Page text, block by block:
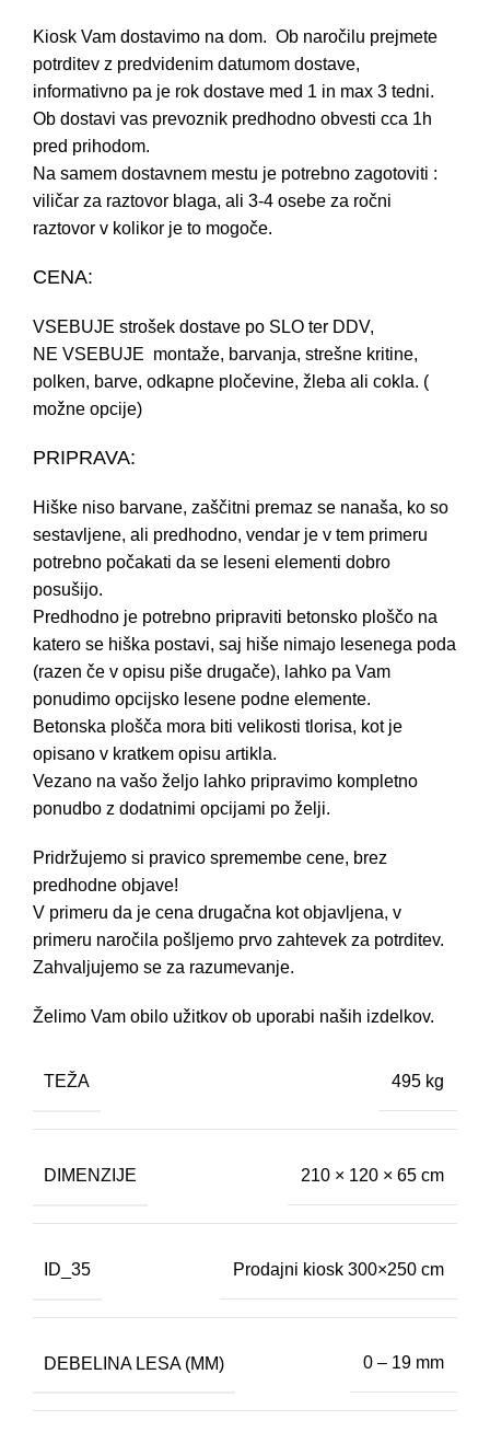
Kiosk Vam dostavimo na dom. Ob naročilu prejmete
potrditev z predvidenim datumom dostave,
informativno pa je rok dostave med 1 in max 3 tedni.
Ob dostavi vas prevoznik predhodno obvesti cca 1h
pred prihodom.
Na samem dostavnem mestu je potrebno zagotoviti :
viličar za raztovor blaga, ali 3-4 osebe za ročni
raztovor v kolikor je to mogoče.
CENA:
VSEBUJE strošek dostave po SLO ter DDV,
NE VSEBUJE montaže, barvanja, strešne kritine,
polken, barve, odkapne pločevine, žleba ali cokla. (
možne opcije)
PRIPRAVA:
Hiške niso barvane, zaščitni premaz se nanaša, ko so
sestavljene, ali predhodno, vendar je v tem primeru
potrebno počakati da se leseni elementi dobro
posušijo.
Predhodno je potrebno pripraviti betonsko ploščo na
katero se hiška postavi, saj hiše nimajo lesenega poda
(razen če v opisu piše drugače), lahko pa Vam
ponudimo opcijsko lesene podne elemente.
Betonska plošča mora biti velikosti tlorisa, kot je
opisano v kratkem opisu artikla.
Vezano na vašo željo lahko pripravimo kompletno
ponudbo z dodatnimi opcijami po želji.
Pridržujemo si pravico spremembe cene, brez
predhodne objave!
V primeru da je cena drugačna kot objavljena, v
primeru naročila pošljemo prvo zahtevek za potrditev.
Zahvaljujemo se za razumevanje.
Želimo Vam obilo užitkov ob uporabi naših izdelkov.
TEŽA 495 kg
DIMENZIJE 210 × 120 × 65 cm
ID_35 Prodajni kiosk 300×250 cm
DEBELINA LESA (MM) 0 – 19 mm